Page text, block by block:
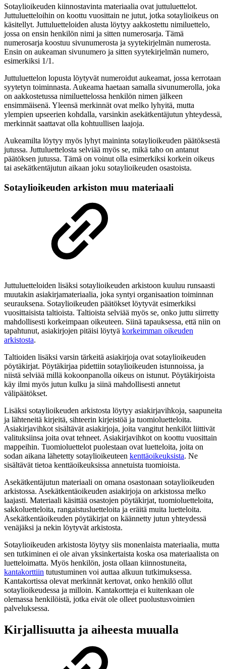
Sotaylioikeuden kiinnostavinta materiaalia ovat juttuluettelot.
Juttuluetteloihin on koottu vuosittain ne jutut, jotka sotaylioikeus on
käsitellyt. Juttuluetteloiden alusta löytyy aakkostettu nimiluettelo,
jossa on ensin henkilön nimi ja sitten numerosarja. Tämä
numerosarja koostuu sivunumerosta ja syytekirjelmän numerosta.
Ensin on aukeaman sivunumero ja sitten syytekirjelmän numero,
esimerkiksi 1/1.
Juttuluettelon lopusta löytyvät numeroidut aukeamat, jossa kerrotaan
syytetyn toiminnasta. Aukeama haetaan samalla sivunumerolla, joka
on aakkostetussa nimiluettelossa henkilön nimen jälkeen
ensimmäisenä. Yleensä merkinnät ovat melko lyhyitä, mutta
ylempien upseerien kohdalla, varsinkin asekätkentäjutun yhteydessä,
merkinnät saattavat olla kohtuullisen laajoja.
Aukeamilta löytyy myös lyhyt maininta sotaylioikeuden päätöksestä
jutussa. Juttuluettelosta selviää myös se, mikä taho on antanut
päätöksen jutussa. Tämä on voinut olla esimerkiksi korkein oikeus
tai asekätkentäjutun aikaan joku sotaylioikeuden osastoista.
Sotaylioikeuden arkiston muu materiaali
Juttuluetteloiden lisäksi sotaylioikeuden arkistoon kuuluu runsaasti
muutakin asiakirjamateriaalia, joka syntyi organisaation toiminnan
seurauksena. Sotaylioikeuden päätökset löytyvät esimerkiksi
vuosittaisista taltioista. Taltioista selviää myös se, onko juttu siirretty
mahdollisesti korkeimpaan oikeuteen. Siinä tapauksessa, että niin on
tapahtunut, asiakirjojen pitäisi löytyä korkeimman oikeuden
arkistosta.
Taltioiden lisäksi varsin tärkeitä asiakirjoja ovat sotaylioikeuden
pöytäkirjat. Pöytäkirjaa pidettiin sotaylioikeuden istunnoissa, ja
niistä selviää millä kokoonpanolla oikeus on istunut. Pöytäkirjoista
käy ilmi myös jutun kulku ja siinä mahdollisesti annetut
välipäätökset.
Lisäksi sotaylioikeuden arkistosta löytyy asiakirjavihkoja, saapuneita
ja lähteneitä kirjeitä, sihteerin kirjeistöä ja tuomioluetteloita.
Asiakirjavihkot sisältävät asiakirjoja, joita vangitut henkilöt liittivät
valituksiinsa joita ovat tehneet. Asiakirjavihkot on koottu vuosittain
mappeihin. Tuomioluettelot puolestaan ovat luetteloita, joita on
sodan aikana lähetetty sotaylioikeuteen kenttäoikeuksista. Ne
sisältävät tietoa kenttäoikeuksissa annetuista tuomioista.
Asekätkentäjutun materiaali on omana osastonaan sotaylioikeuden
arkistossa. Asekätkentäoikeuden asiakirjoja on arkistossa melko
laajasti. Materiaali käsittää osastojen pöytäkirjat, tuomioluetteloita,
sakkoluetteloita, rangaistusluetteloita ja eräitä muita luetteloita.
Asekätkentäoikeuden pöytäkirjat on käännetty jutun yhteydessä
venäjäksi ja nekin löytyvät arkistosta.
Sotaylioikeuden arkistosta löytyy siis monenlaista materiaalia, mutta
sen tutkiminen ei ole aivan yksinkertaista koska osa materiaalista on
luetteloimatta. Myös henkilön, josta ollaan kiinnostuneita,
kantakorttiin tutustuminen voi auttaa alkuun tutkimuksessa.
Kantakortissa olevat merkinnät kertovat, onko henkilö ollut
sotaylioikeudessa ja milloin. Kantakortteja ei kuitenkaan ole
olemassa henkilöistä, jotka eivät ole olleet puolustusvoimien
palveluksessa.
Kirjallisuutta ja aiheesta muualla